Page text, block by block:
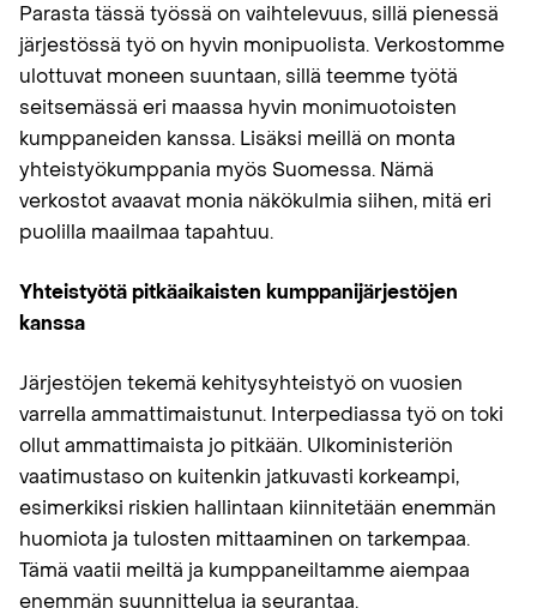
Parasta tässä työssä on vaihtelevuus, sillä pienessä
järjestössä työ on hyvin monipuolista. Verkostomme
ulottuvat moneen suuntaan, sillä teemme työtä
seitsemässä eri maassa hyvin monimuotoisten
kumppaneiden kanssa. Lisäksi meillä on monta
yhteistyökumppania myös Suomessa. Nämä
verkostot avaavat monia näkökulmia siihen, mitä eri
puolilla maailmaa tapahtuu.
Yhteistyötä pitkäaikaisten kumppanijärjestöjen
kanssa
Järjestöjen tekemä kehitysyhteistyö on vuosien
varrella ammattimaistunut. Interpediassa työ on toki
ollut ammattimaista jo pitkään. Ulkoministeriön
vaatimustaso on kuitenkin jatkuvasti korkeampi,
esimerkiksi riskien hallintaan kiinnitetään enemmän
huomiota ja tulosten mittaaminen on tarkempaa.
Tämä vaatii meiltä ja kumppaneiltamme aiempaa
enemmän suunnittelua ja seurantaa.